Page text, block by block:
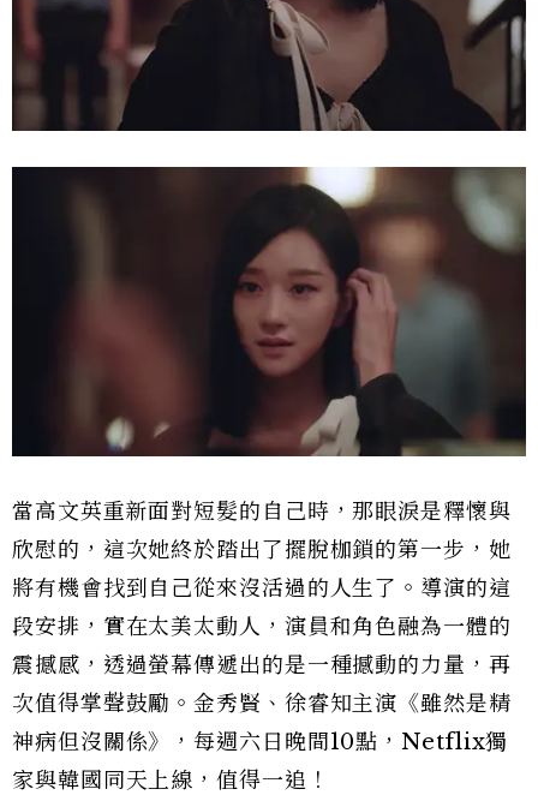
當高文英重新面對短髮的自己時，那眼淚是釋懷與
欣慰的，這次她終於踏出了擺脫枷鎖的第一步，她
將有機會找到自己從來沒活過的人生了。導演的這
段安排，實在太美太動人，演員和角色融為一體的
震撼感，透過螢幕傳遞出的是一種撼動的力量，再
次值得掌聲鼓勵。金秀賢、徐睿知主演《雖然是精
神病但沒關係》，每週六日晚間10點，Netflix獨
家與韓國同天上線，值得一追！